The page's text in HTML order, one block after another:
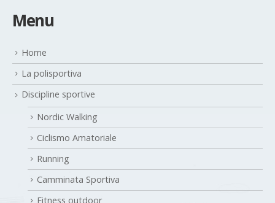
Menu
La polisportiva
Discipline sportive
Nordic Walking
Ciclismo Amatoriale
Running
Camminata Sportiva
Fitness outdoor